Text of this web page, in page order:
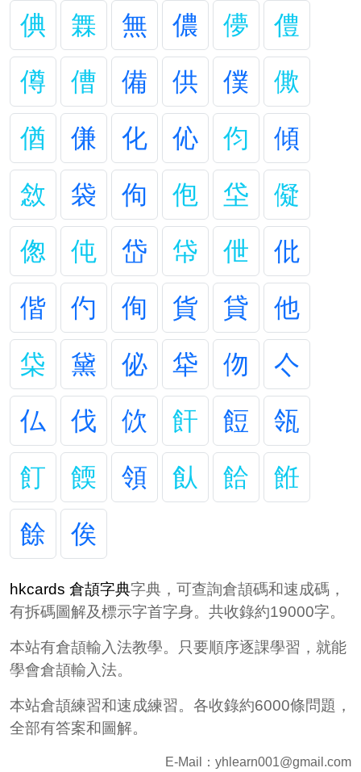
倎
橆 無 儂 儚
僼
僔
傮 備 供 僕
僛
偤
傔 化 伈 伨
傾
敜
袋 佝 佨 垈
儗
偬
伅 岱 帒 伳
仳
偕
仢 侚 貨 貸
他
柋
黛 佖 牮 伆
亽
仏
伐 佽 飦 餖
瓴
飣
餪 領 飤 餄
餁
餘
俟
hkcards 倉頡字典字典，可查詢倉頡碼和速成碼，
有拆碼圖解及標示字首字身。共收錄約19000字。
本站有倉頡輸入法教學。只要順序逐課學習，就能
學會倉頡輸入法。
本站倉頡練習和速成練習。各收錄約6000條問題，
全部有答案和圖解。
E-Mail： yhlearn001@gmail.com